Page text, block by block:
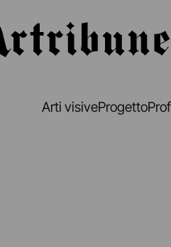
Arti visiveProgetto